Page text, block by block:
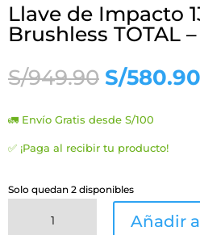
Llave de Impacto
Brushless TOTAL –
S/949.90 El
precio
original
era:
S/949.90.
S/580.90
🚛 Envío Gratis desde S/100
✅ ¡Paga al recibir tu producto!
Solo quedan 2 disponibles
Añadir